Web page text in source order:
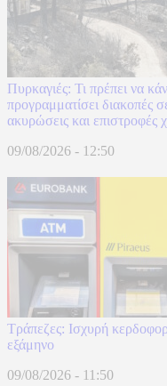
Πυρκαγιές: Τι πρέπει να
προγραμματίσει διακοπές
ακυρώσεις και επιστροφές
09/08/2026 - 12:50
Τράπεζες: Ισχυρή
εξάμηνο
09/08/2026 - 11:50